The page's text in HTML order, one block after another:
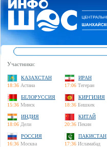
Участники:
КАЗАХСТАН
18:36 Астана
ИРАН
17:06 Тегеран
БЕЛОРУССИЯ
15:36 Минск
КИРГИЗИЯ
18:36 Бишкек
ИНДИЯ
18:06 Дели
КИТАЙ
20:36 Пекин
РОССИЯ
16:36 Москва
ПАКИСТАН
17:36 Исламабад